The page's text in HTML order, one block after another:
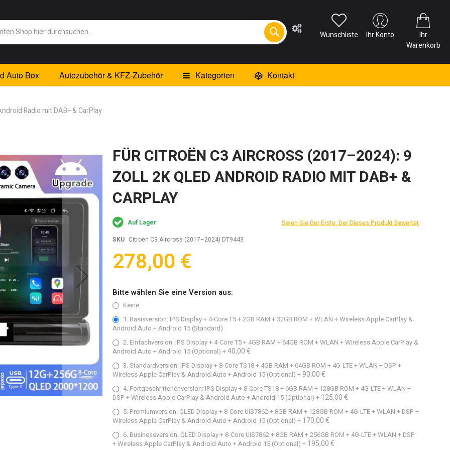
Wunschliste Ihr Konto
Ihr
Warenkorb
Auto Box Autozubehör & KFZ-Zubehör Kategorien Kontakt
Radio mit DAB+ & CarPlay
FÜR CITROËN C3 AIRCROSS (2017–2024): 9
ZOLL 2K QLED ANDROID RADIO MIT DAB+ &
CARPLAY
Seien Sie Der Erste, Der Dieses Produkt Bewertet
Auf Lager
SKU Citroën C3 Aircross (2017–2024) DT9443
278,00 €
Bitte wählen Sie eine Version aus:
Keine
1. Basisversion: IPS Display + 4-Core T5 + 2GB RAM + 32GB ROM + WLAN + Wireless Apple CarPlay &
Android Auto + Android 15 (Standard)
2. Einfachversion: IPS Display + 4-Core T5 + 4GB RAM + 64GB ROM + WLAN + Wireless Apple CarPlay &
Android Auto + Android 15 (Optional) +40,00 €
3. Standardversion: IPS Display + 8-Core TS18 + 4GB RAM + 64GB ROM + 4G-LTE + WLAN + DSP +
Wireless Apple CarPlay & Android Auto + Android 15 (Optional) + 90,00 €
4. Fortgeschrittenenversion: IPS Display + 8-Core TS18 + 6GB RAM + 128GB ROM + 4G-LTE + WLAN +
DSP + Wireless Apple CarPlay & Android Auto + Android 15 (Optional) + 125,00 €
5. Premiumversion: QLED Display + 8-Core UIS7862 + 8GB RAM + 128GB ROM + 4G-LTE + WLAN + DSP +
Wireless Apple CarPlay & Android Auto + Android 15 (Optional) + 170,00 €
6. Businessversion: QLED Display + 8-Core UIS7862 + 8GB RAM + 256GB ROM + 4G-LTE + WLAN + DSP
+ Wireless Apple CarPlay & Android Auto + Android 15 (Optional) + 195,00 €